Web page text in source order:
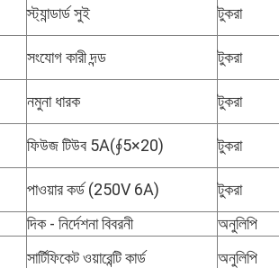
স্ট্যান্ডার্ড সুই টুকরা
সংযোগ কারী দন্ড টুকরা
নমুনা ধারক টুকরা
ফিউজ টিউব 5A(∮5×20) টুকরা
পাওয়ার কর্ড (250V 6A) টুকরা
দিক - নির্দেশনা বিবরনী অনুলিপি
সার্টিফিকেট ওয়ারেন্টি কার্ড অনুলিপি